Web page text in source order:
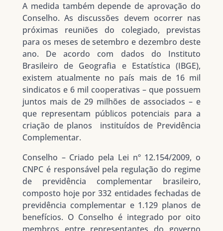
A medida também depende de aprovação do
Conselho. As discussões devem ocorrer nas
próximas reuniões do colegiado, previstas
para os meses de setembro e dezembro deste
ano. De acordo com dados do Instituto
Brasileiro de Geografia e Estatística (IBGE),
existem atualmente no país mais de 16 mil
sindicatos e 6 mil cooperativas – que possuem
juntos mais de 29 milhões de associados – e
que representam públicos potenciais para a
criação de planos instituídos de Previdência
Complementar.
Conselho – Criado pela Lei nº 12.154/2009, o
CNPC é responsável pela regulação do regime
de previdência complementar brasileiro,
composto hoje por 332 entidades fechadas de
previdência complementar e 1.129 planos de
benefícios. O Conselho é integrado por oito